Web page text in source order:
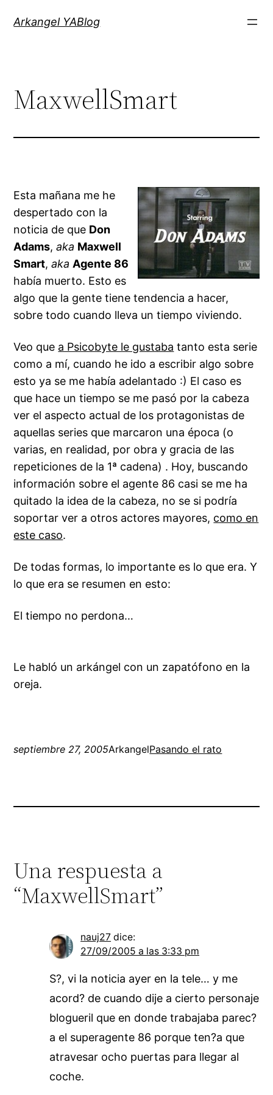
Arkangel YABlog
MaxwellSmart
Esta mañana me he
despertado con la
noticia de que Don
Adams,aka Maxwell
Smart,aka Agente 86
había muerto. Esto es
algo que la gente tiene tendencia a hacer,
sobre todo cuando lleva un tiempo viviendo.
Veo que a Psicobyte le gustaba tanto esta serie
como a mí, cuando he ido a escribir algo sobre
esto ya se me había adelantado :) El caso es
que hace un tiempo se me pasó por la cabeza
ver el aspecto actual de los protagonistas de
aquellas series que marcaron una época (o
varias, en realidad, por obra y gracia de las
repeticiones de la 1ª cadena) . Hoy, buscando
información sobre el agente 86 casi se me ha
quitado la idea de la cabeza, no se si podría
soportar ver a otros actores mayores, como en
este caso.
De todas formas, lo importante es lo que era. Y
lo que era se resumen en esto:
El tiempo no perdona…
Le habló un arkángel con un zapatófono en la
oreja.
septiembre 27, 2005ArkangelPasando el rato
Una respuesta a
“MaxwellSmart”
nauj27 dice:
27/09/2005 a las 3:33 pm
S?, vi la noticia ayer en la tele… y me
acord? de cuando dije a cierto personaje
blogueril que en donde trabajaba parec?
a el superagente 86 porque ten?a que
atravesar ocho puertas para llegar al
coche.